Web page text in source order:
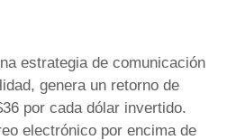
estrategia de comunicación
genera un retorno de
por cada dólar invertido.
electrónico por encima de